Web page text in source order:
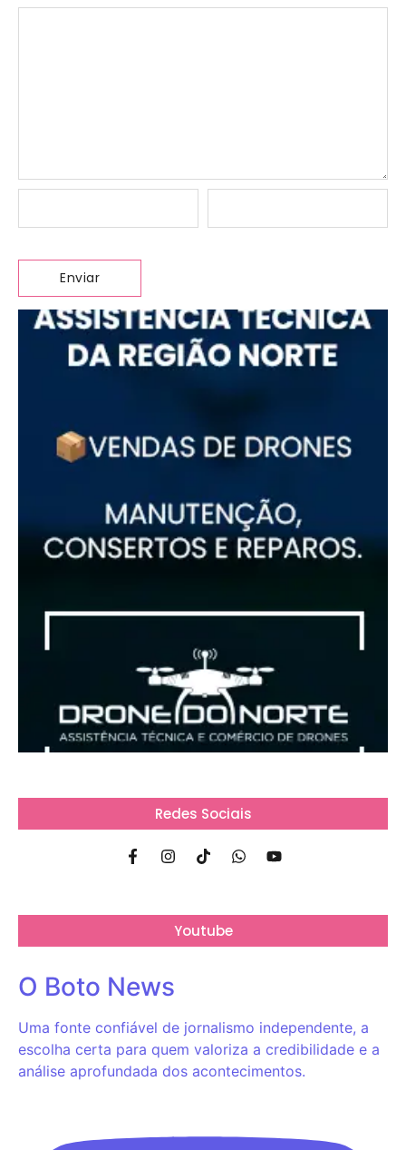
Redes Sociais
Youtube
O Boto News
Uma fonte confiável de jornalismo independente, a
escolha certa para quem valoriza a credibilidade e a
análise aprofundada dos acontecimentos.